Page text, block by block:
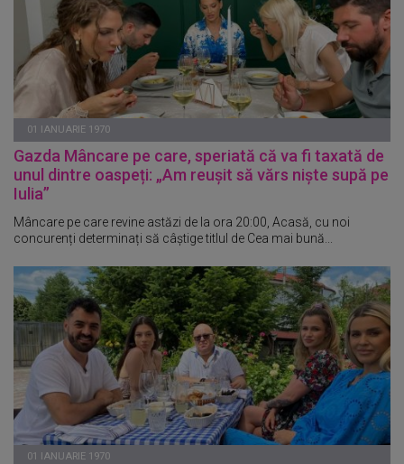
01 IANUARIE 1970
Gazda Mâncare pe care, speriată că va fi taxată de
unul dintre oaspeți: „Am reușit să vărs niște supă pe
Iulia”
Mâncare pe care revine astăzi de la ora 20:00, Acasă, cu noi
concurenți determinați să câștige titlul de Cea mai bună...
01 IANUARIE 1970